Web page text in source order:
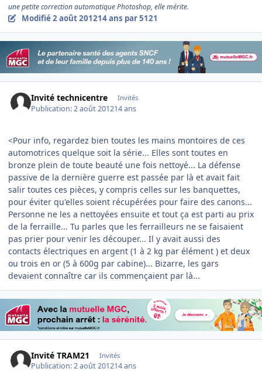
une petite correction automatique Photoshop, elle mérite.
Modifié2 août 201214 ans par 5121
Invité technicentre Invités
Publication:2 août 201214 ans
<Pour info, regardez bien toutes les mains montoires de ces
automotrices quelque soit la série... Elles sont toutes en
bronze plein de toute beauté une fois nettoyé... La défense
passive de la dernière guerre est passée par là et avait fait
salir toutes ces pièces, y compris celles sur les banquettes,
pour éviter qu'elles soient récupérées pour faire des canons...
Personne ne les a nettoyées ensuite et tout ça est parti au prix
de la ferraille... Tu parles que les ferrailleurs ne se faisaient
pas prier pour venir les découper... Il y avait aussi des
contacts électriques en argent (1 à 2 kg par élément ) et deux
ou trois en or (5 à 600g par cabine)... Bizarre, les gars
devaient connaître car ils commençaient par là...
Invité TRAM21 Invités
Publication:2 août 201214 ans